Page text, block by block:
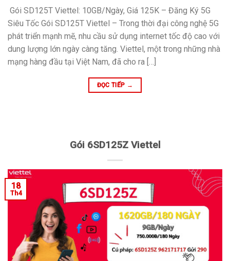
Gói SD125T Viettel: 10GB/Ngày, Giá 125K – Đăng Ký 5G
Siêu Tốc Gói SD125T Viettel – Trong thời đại công nghệ 5G
phát triển mạnh mẽ, nhu cầu sử dụng internet tốc độ cao với
dung lượng lớn ngày càng tăng. Viettel, một trong những nhà
mạng hàng đầu tại Việt Nam, đã cho ra […]
ĐỌC TIẾP →
Gói 6SD125Z Viettel
18
Th4